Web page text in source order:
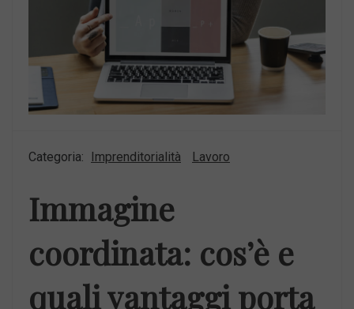
Categoria: Imprenditorialità Lavoro
Immagine
coordinata: cos’è e
quali vantaggi porta